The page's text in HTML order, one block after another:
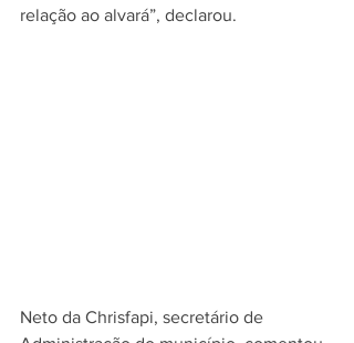
relação ao alvará”, declarou.
Neto da Chrisfapi, secretário de